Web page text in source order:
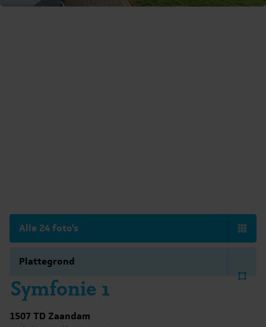
Symfonie 1
1507 TD Zaandam
Alle 24 foto's
Plattegrond